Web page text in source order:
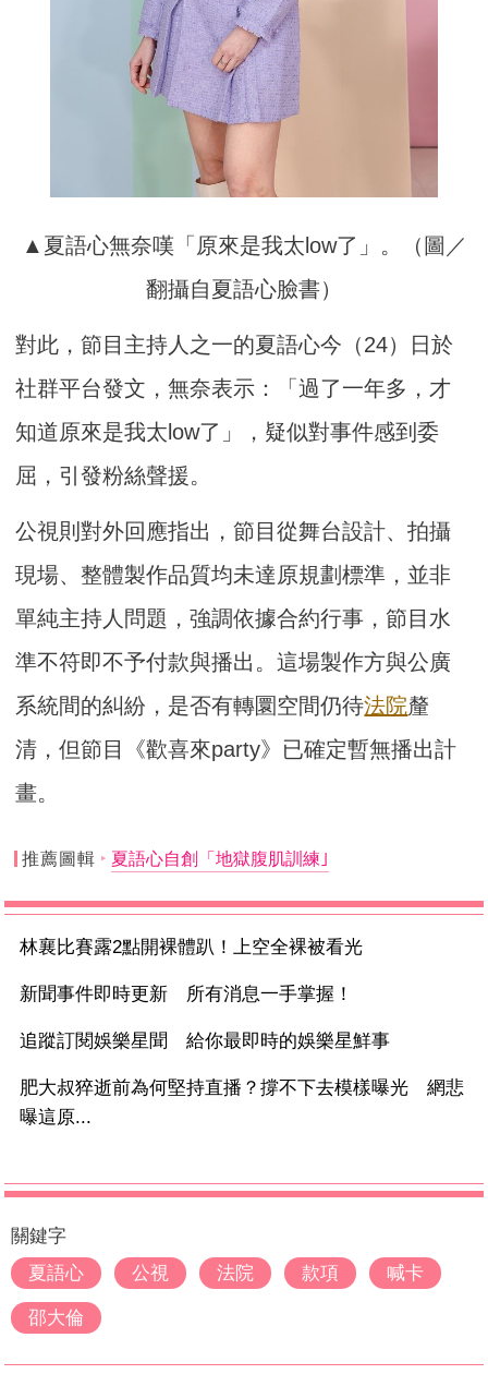
▲夏語心無奈嘆「原來是我太low了」。（圖／
翻攝自夏語心臉書）
對此，節目主持人之一的夏語心今（24）日於
社群平台發文，無奈表示：「過了一年多，才
知道原來是我太low了」，疑似對事件感到委
屈，引發粉絲聲援。
公視則對外回應指出，節目從舞台設計、拍攝
現場、整體製作品質均未達原規劃標準，並非
單純主持人問題，強調依據合約行事，節目水
準不符即不予付款與播出。這場製作方與公廣
系統間的糾紛，是否有轉圜空間仍待法院釐
清，但節目《歡喜來party》已確定暫無播出計
畫。
推薦圖輯 夏語心自創「地獄腹肌訓練｣
林襄比賽露2點開裸體趴！上空全裸被看光
新聞事件即時更新 所有消息一手掌握！
追蹤訂閱娛樂星聞 給你最即時的娛樂星鮮事
肥大叔猝逝前為何堅持直播？撐不下去模樣曝光 網悲
曝這原...
關鍵字
夏語心
公視 法院 款項 喊卡
邵大倫